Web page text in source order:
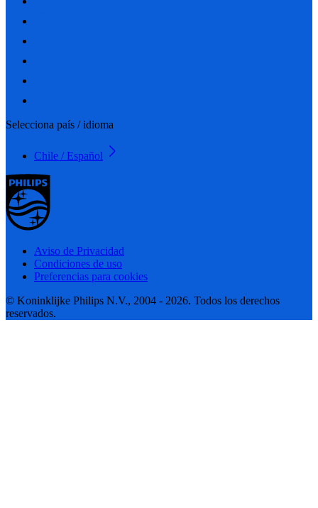
Selecciona país / idioma
Chile / Español
Aviso de Privacidad
Condiciones de uso
Preferencias para cookies
© Koninklijke Philips N.V., 2004 - 2026. Todos los derechos
reservados.